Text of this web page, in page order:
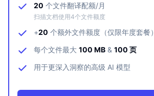
20 个文件翻译配额/月
扫描文档使用4个文件额度
+20 个额外文件额度（仅限年度套餐）
每个文件最大 100 MB & 100 页
用于更深入洞察的高级 AI 模型